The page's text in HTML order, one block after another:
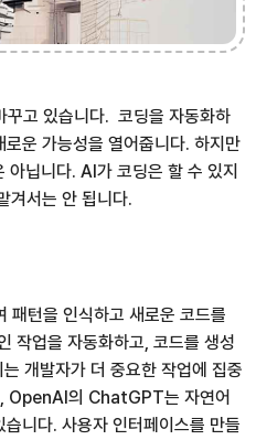
꾸고 있습니다. 코딩을 자동화하
운 가능성을 열어줍니다. 하지만
닙니다. AI가 코딩은 할 수 있지
겨서는 안 됩니다.
패턴을 인식하고 새로운 코드를
작업을 자동화하고, 코드를 생성
개발자가 더 중요한 작업에 집중
OpenAI의 ChatGPT는 자연어
니다. 사용자 인터페이스를 만들